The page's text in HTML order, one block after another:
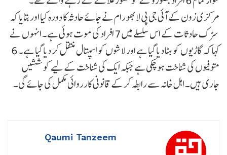
مرکزی زون کے آئی جی پی لابھو رام نے جائے حادثہ کا دورہ کیا اور بتایا کہ
سڑک حادثات کے اس سلسلے میں 7 افراد کی موت ہوئی ہے۔ انہوں نے
کہا کہ گاڑیوں کو ہٹا دیا گیا ہے اور لاشوں کو اسپتال منتقل کر دیا گیا ہے۔ 6
متوفیوں کی شناخت ہو چکی ہے جبکہ ایک کی شناخت کے لیے کوششیں
جاری ہیں۔ اہل خانہ سے رابطہ کر کے قانونی کارروائی مکمل کی جائے گی۔
Qaumi Tanzeem